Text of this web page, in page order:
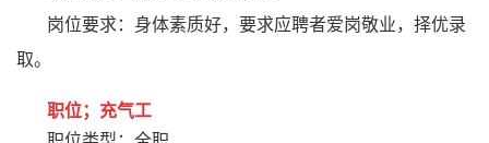
岗位要求：身体素质好，要求应聘者爱岗敬业，择优录
取。
职位；充气工